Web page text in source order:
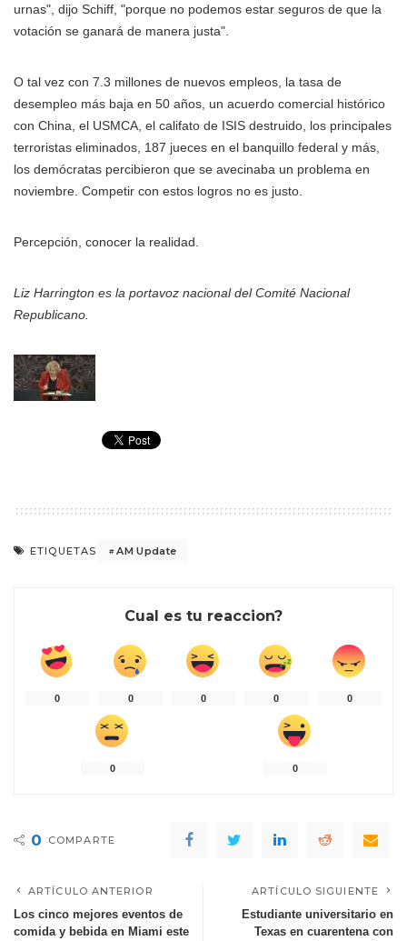
urnas", dijo Schiff, "porque no podemos estar seguros de que la
votación se ganará de manera justa".
O tal vez con 7.3 millones de nuevos empleos, la tasa de
desempleo más baja en 50 años, un acuerdo comercial histórico
con China, el USMCA, el califato de ISIS destruido, los principales
terroristas eliminados, 187 jueces en el banquillo federal y más,
los demócratas percibieron que se avecinaba un problema en
noviembre. Competir con estos logros no es justo.
Percepción, conocer la realidad.
Liz Harrington es la portavoz nacional del Comité Nacional
Republicano.
ETIQUETAS AM Update
Cual es tu reaccion?
0 0 0 0 0
0 0
0 COMPARTE
ARTÍCULO ANTERIOR
Los cinco mejores eventos de
comida y bebida en Miami este
ARTÍCULO SIGUIENTE
Estudiante universitario en
Texas en cuarentena con